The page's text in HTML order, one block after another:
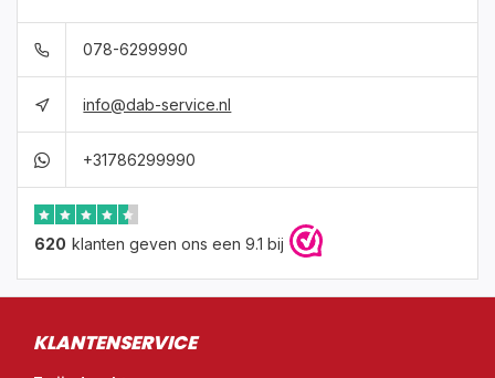
078-6299990
info@dab-service.nl
+31786299990
620 klanten geven ons een 9.1 bij
KLANTENSERVICE